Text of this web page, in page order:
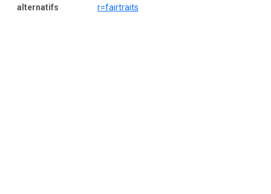
alternatifs
r=fairtraits